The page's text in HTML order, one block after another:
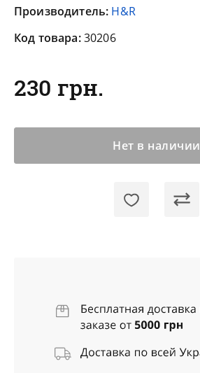
Производитель: H&R
Код товара:30206
230 грн.
Нет в наличии